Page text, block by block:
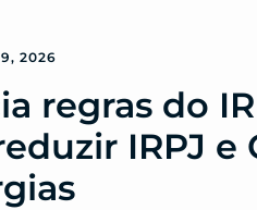
2026
regras do
IRPJ e